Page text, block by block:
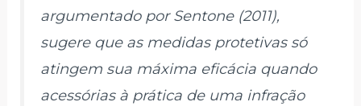
argumentado por Sentone (2011),
sugere que as medidas protetivas só
atingem sua máxima eficácia quando
acessórias à prática de uma infração